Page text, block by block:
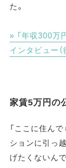
た。
「年収300
インタビュー（
家賃5万円の
「ここに住ん
ションに引っ
げたくないん